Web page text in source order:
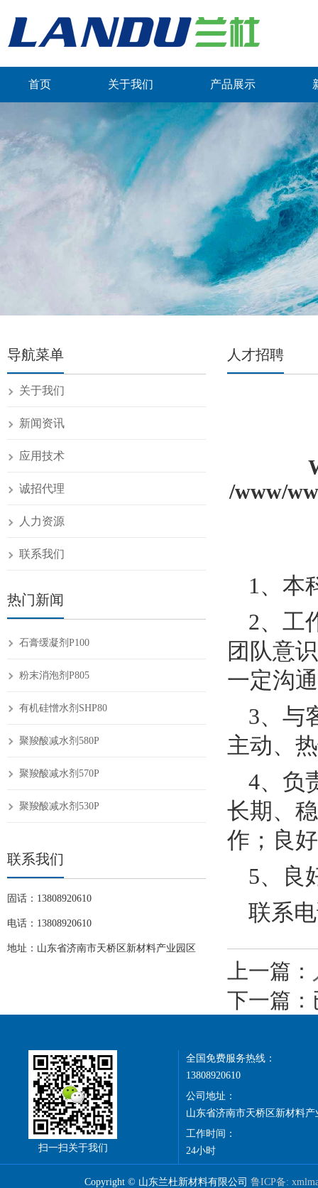
首页 关于我们 产品展示
联系我们
人才招聘
/www/
1、本
2、工
团队意
一定沟
3、与
主动、
4、负
长期、
作；良
5、良
联系
上一篇：
下一篇
导航菜单
关于我们
新闻资讯
应用技术
诚招代理
人力资源
联系我们
热门新闻
石膏缓凝剂P100
粉末消泡剂P805
有机硅憎水剂SHP80
聚羧酸减水剂580P
聚羧酸减水剂570P
聚羧酸减水剂530P
联系我们
固话：13808920610
电话：13808920610
地址：山东省济南市天桥区新材料产业园区
扫一扫关于我们
全国免费服务热线：
13808920610
公司地址：
山东省济南市天桥区新材料产
工作时间：
24小时
Copyright © 山东兰杜新材料有限公司 鲁ICP备: